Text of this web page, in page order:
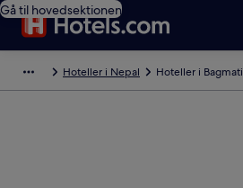
Gå til hovedsektionen
Hoteller i Nepal Hoteller i Bagmati